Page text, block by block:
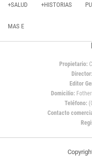
+SALUD +HISTORIAS
MAS E
Propietario:
Director:
Editor
Domicilio:
Teléfono:
Contacto